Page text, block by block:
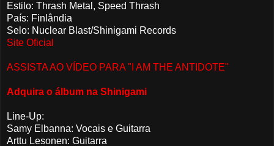
Estilo: Thrash Metal, Speed Thrash
País: Finlândia
Selo: Nuclear Blast/Shinigami Records
Site Oficial
ASSISTA AO VÍDEO PARA "I AM THE ANTIDOTE"
Adquira o álbum na Shinigami
Line-Up:
Samy Elbanna: Vocais e Guitarra
Arttu Lesonen: Guitarra